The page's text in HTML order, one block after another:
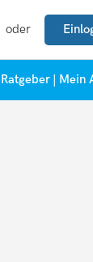
oder
Ratgeber Mein